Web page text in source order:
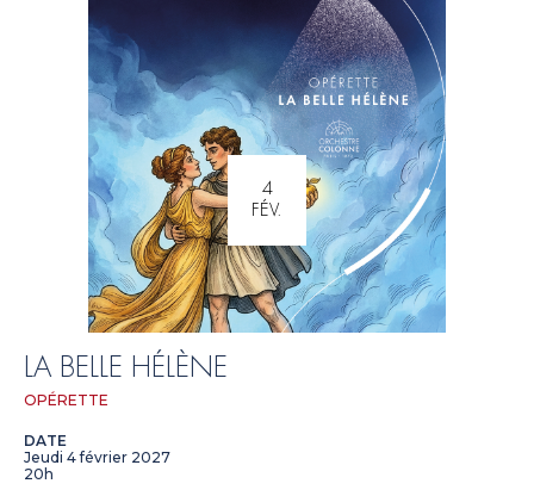
4
FÉV.
LA BELLE HÉLÈNE
OPÉRETTE
DATE
Jeudi 4 février 2027
20h